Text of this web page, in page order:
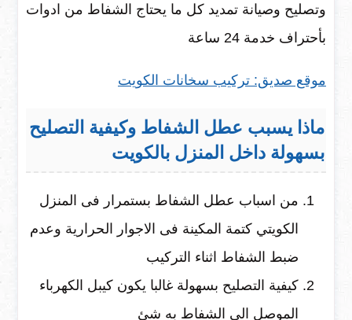
وتصليح وصيانة تمديد كل ما يحتاج الشفاط من ادوات
بأحتراف خدمة 24 ساعة
موقع صديق: تركيب سخانات الكويت
ماذا يسبب عطل الشفاط وكيفية التصليح
بسهولة داخل المنزل بالكويت
من اسباب عطل الشفاط بستمرار فى المنزل
الكويتي كتمة المكينة فى الاجوار الحرارية وعدم
ضبط الشفاط اثناء التركيب
كيفية التصليح بسهولة غالبا يكون كيبل الكهرباء
الموصل الى الشفاط به شئ